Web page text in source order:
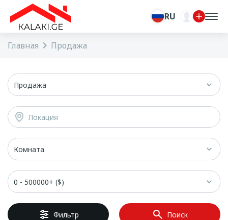
RU
Главная Продажа
Продажа
Локация
Комната
0 - 500000+ ($)
Фильтр Поиск